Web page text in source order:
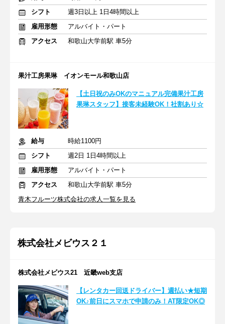
シフト
週3日以上 1日4時間以上
雇用形態
アルバイト・パート
アクセス
和歌山大学前駅 車5分
果汁工房果琳 イオンモール和歌山店
【土日祝のみOKのマニュアル完備果汁工房
果琳スタッフ】接客未経験OK！社割あり☆
給与
時給1100円
シフト
週2日 1日4時間以上
雇用形態
アルバイト・パート
アクセス
和歌山大学前駅 車5分
青木フルーツ株式会社の求人一覧を見る
株式会社メビウス２１
株式会社メビウス21 近畿web支店
【レンタカー回送ドライバー】週払い★短期
OK♪前日にスマホで申請のみ！AT限定OK◎